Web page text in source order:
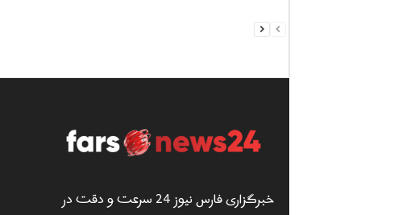
خبرگزاری فارس نیوز 24 سرعت و دقت در